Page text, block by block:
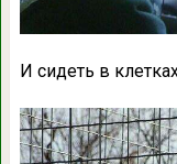
И сидеть в